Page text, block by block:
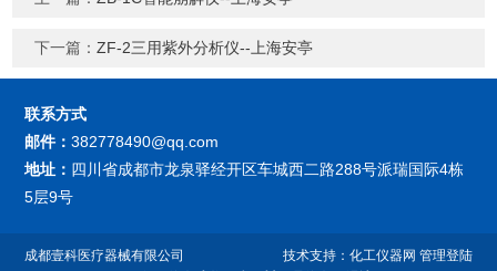
下一篇：ZF-2三用紫外分析仪--上海安亭
联系方式
邮件：382778490@qq.com
地址： 四川省成都市龙泉驿经开区车城西二路288号派瑞国际4栋
5层9号
技术支持： 化工仪器网 管理登陆
成都壹科医疗器械有限公司